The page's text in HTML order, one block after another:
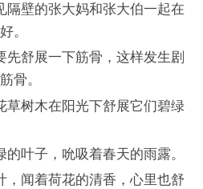
壁的张大妈和张大伯一起在
。
舒展一下筋骨，这样发生剧
骨。
树木在阳光下舒展它们碧绿
叶子，吮吸着春天的雨露。
闻着荷花的清香，心里也舒